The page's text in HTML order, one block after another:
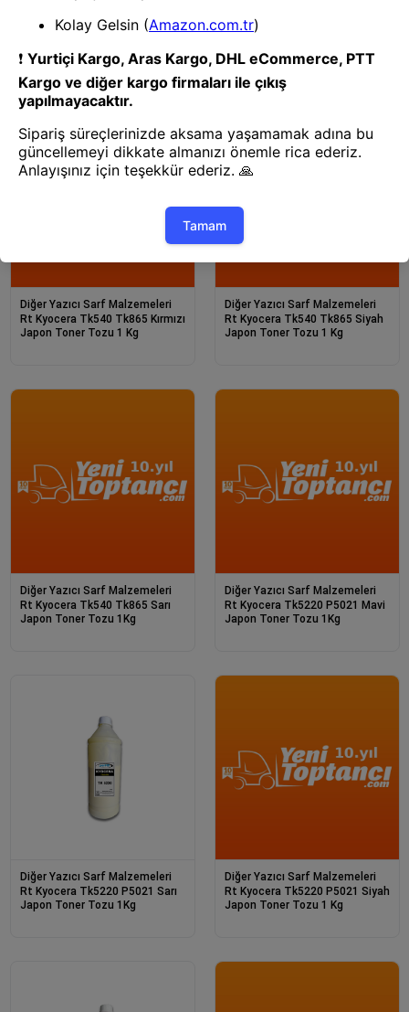
Diğer Yazıcı Sarf Malzemeleri
Rt Kyocera Fs C5150Dn
Tozu 500 G
Diğer Yazıcı Sarf Malzemeleri
Rt Kyocera Tk540 Tk865 Mavi
Diğer Yazıcı Sarf Malzemeleri
Rt Kyocera Tk540 Tk865 Kırmızı
Japon Toner Tozu 1 Kg
Diğer Yazıcı Sarf Malzemeleri
Rt Kyocera Tk540 Tk865 Siyah
Japon Toner Tozu 1 Kg
Diğer Yazıcı Sarf Malzemeleri
Rt Kyocera Tk540 Tk865 Sarı
Japon Toner Tozu 1Kg
Diğer Yazıcı Sarf Malzemeleri
Rt Kyocera Tk5220 P5021 Mavi
Japon Toner Tozu 1Kg
Diğer Yazıcı Sarf Malzemeleri
Rt Kyocera Tk5220 P5021 Sarı
Japon Toner Tozu 1Kg
Diğer Yazıcı Sarf Malzemeleri
Rt Kyocera Tk5220 P5021 Siyah
Japon Toner Tozu 1 Kg